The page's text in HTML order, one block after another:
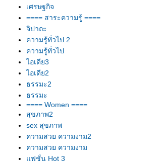
เศรษฐกิจ
==== สาระความรู้ ====
จิปาถะ
ความรู้ทั่วไป 2
ความรู้ทั่วไป
ไอเดีย3
ไอเดีย2
ธรรมะ2
ธรรมะ
==== Women ====
สุขภาพ2
sex สุขภาพ
ความสวย ความงาม2
ความสวย ความงาม
ฟชั่น Hot 3